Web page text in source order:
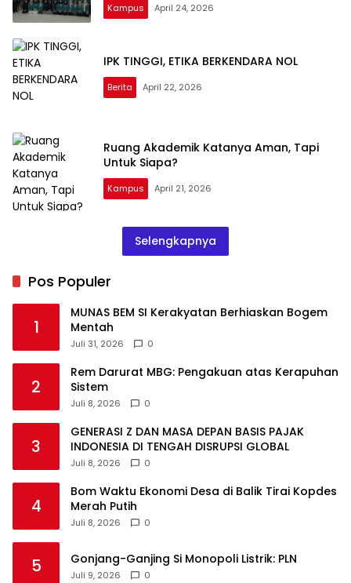
Kampus April 24, 2026
IPK TINGGI, ETIKA BERKENDARA NOL
Berita April 22, 2026
Ruang Akademik Katanya Aman, Tapi
Untuk Siapa?
Kampus April 21, 2026
Selengkapnya
Pos Populer
1
MUNAS BEM SI Kerakyatan Berhiaskan Bogem
Mentah
Juli 31, 2026 0
2
Rem Darurat MBG: Pengakuan atas Kerapuhan
Sistem
Juli 8, 2026 0
3
GENERASI Z DAN MASA DEPAN BASIS PAJAK
INDONESIA DI TENGAH DISRUPSI GLOBAL
Juli 8, 2026 0
4
Bom Waktu Ekonomi Desa di Balik Tirai Kopdes
Merah Putih
Juli 8, 2026 0
5 Gonjang-Ganjing Si Monopoli Listrik: PLN
Juli 9, 2026 0